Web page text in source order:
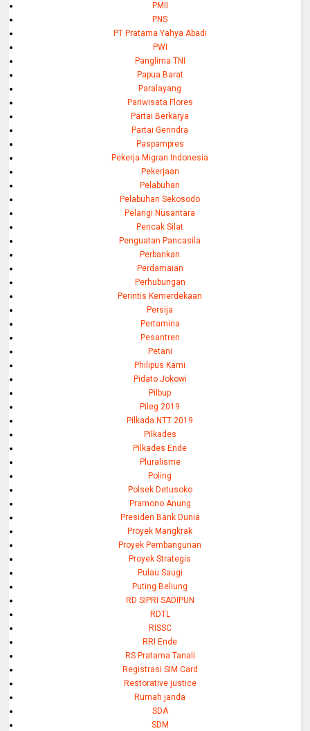
PMII
PNS
PT Pratama Yahya Abadi
PWI
Panglima TNI
Papua Barat
Paralayang
Pariwisata Flores
Partai Berkarya
Partai Gerindra
Paspampres
Pekerja Migran Indonesia
Pekerjaan
Pelabuhan
Pelabuhan Sekosodo
Pelangi Nusantara
Pencak Silat
Penguatan Pancasila
Perbankan
Perdamaian
Perhubungan
Perintis Kemerdekaan
Persija
Pertamina
Pesantren
Petani
Philipus Kami
Pidato Jokowi
Pilbup
Pileg 2019
Pilkada NTT 2019
Pilkades
Pilkades Ende
Pluralisme
Poling
Polsek Detusoko
Pramono Anung
Presiden Bank Dunia
Proyek Mangkrak
Proyek Pembangunan
Proyek Strategis
Pulau Saugi
Puting Beliung
RD SIPRI SADIPUN
RDTL
RISSC
RRI Ende
RS Pratama Tanali
Registrasi SIM Card
Restorative justice
Rumah janda
SDA
SDM